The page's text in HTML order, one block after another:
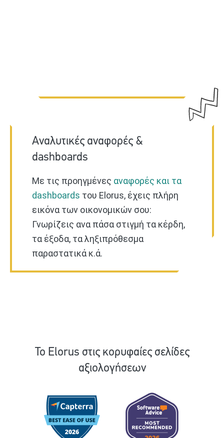
Αναλυτικές αναφορές &
dashboards
Με τις προηγμένες αναφορές και τα
dashboards του Elorus, έχεις πλήρη
εικόνα των οικονομικών σου:
Γνωρίζεις ανα πάσα στιγμή τα κέρδη,
τα έξοδα, τα ληξιπρόθεσμα
παραστατικά κ.ά.
Το Elorus στις κορυφαίες σελίδες
αξιολογήσεων